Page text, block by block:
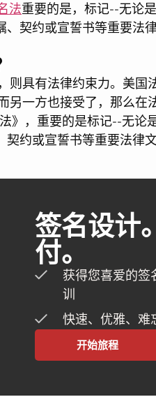
法重要的是，标记--无论
契约或宣誓书等重要法
则具有法律约束力。美国
另一方也接受了，那么在
》，重要的是标记--无论
约或宣誓书等重要法律
签名设计
付。
获得您喜爱的签
训
快速、优雅、难
开始旅程